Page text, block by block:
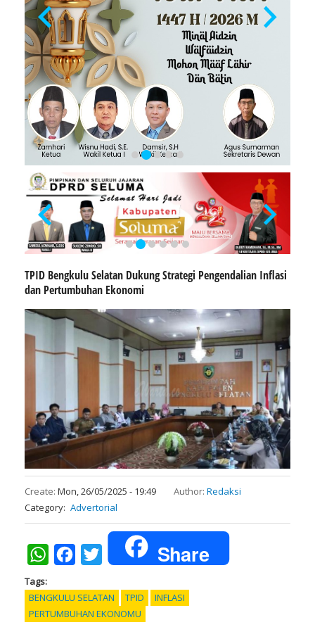
TPID Bengkulu Selatan Dukung Strategi Pengendalian Inflasi
dan Pertumbuhan Ekonomi
Create: Mon, 26/05/2025 - 19:49 Author: Redaksi
Category Advertorial
WhatsAppFacebookTwitter Share
Tags
BENGKULU SELATAN
TPID
INFLASI
PERTUMBUHAN EKONOMU